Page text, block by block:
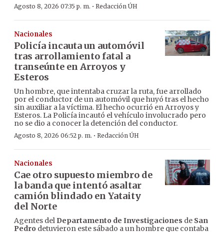
Agosto 8, 2026 07:35 p. m. · Redacción ÚH
Nacionales
Policía incauta un automóvil
tras arrollamiento fatal a
transeúnte en Arroyos y
Esteros
Un hombre, que intentaba cruzar la ruta, fue arrollado
por el conductor de un automóvil que huyó tras el hecho
sin auxiliar a la víctima. El hecho ocurrió en Arroyos y
Esteros. La Policía incautó el vehículo involucrado pero
no se dio a conocer la detención del conductor.
Agosto 8, 2026 06:52 p. m. · Redacción ÚH
Nacionales
Cae otro supuesto miembro de
la banda que intentó asaltar
camión blindado en Yataity
del Norte
Agentes del Departamento de Investigaciones de San
Pedro detuvieron este sábado a un hombre que contaba